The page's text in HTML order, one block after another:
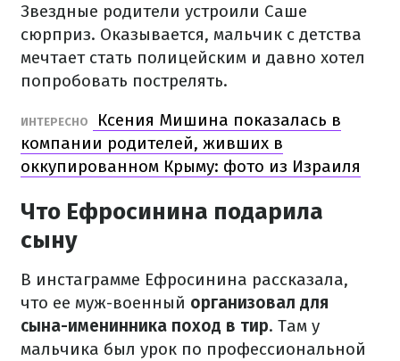
Звездные родители устроили Саше
сюрприз. Оказывается, мальчик с детства
мечтает стать полицейским и давно хотел
попробовать пострелять.
ИНТЕРЕСНО
Ксения Мишина показалась в
компании родителей, живших в
оккупированном Крыму: фото из Израиля
Что Ефросинина подарила
сыну
В инстаграмме Ефросинина рассказала,
что ее муж-военный организовал для
сына-именинника поход в тир. Там у
мальчика был урок по профессиональной